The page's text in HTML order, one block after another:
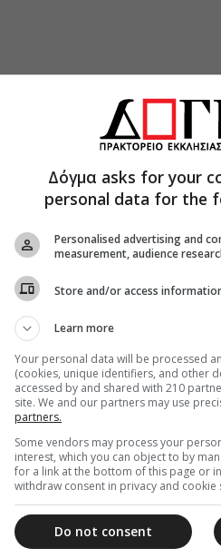
γραφείο ή θρανίο
στο κέντρο του δωματίου,
(βιβλιοθήκες, κάδρα)
όσο διαρκεί ο σεισμός
μου για τραυματισμούς
→ δεν μετακινούμαι /
όχι τις φημολογίες
(ποτέ με
Δόγμα asks for your
personal data for the
Personalised advertising and
measurement, audience
Store and/or access
Learn more
Your personal data will be processed
(cookies, unique identifiers, and other
accessed by and shared with 210
site. We and our partners may use
partners.
Some vendors may process your
interest, which you can object to by
for a link at the bottom of this page or
withdraw consent in privacy and cookie
Do not consent